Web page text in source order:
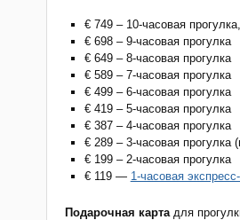
€ 749 – 10-часовая
€ 698 – 9-часовая прогулка
€ 649 – 8-часовая прогулка
€ 589 – 7-часовая прогулка
€ 499 – 6-часовая прогулка
€ 419 – 5-часовая прогулка
€ 387 – 4-часовая прогулка
€ 289 – 3-часовая
€ 199 – 2-часовая прогулка
€ 119 — 1-часовая
Подарочная картадля